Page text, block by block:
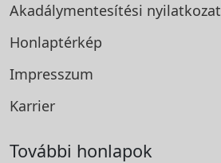
Akadálymentesítési nyilatkozat
Honlaptérkép
Impresszum
Karrier
További honlapok